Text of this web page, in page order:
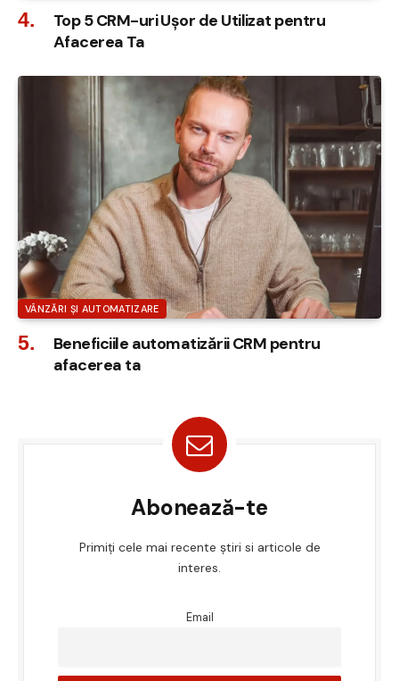
Top 5 CRM-uri Ușor de Utilizat pentru
Afacerea Ta
VÂNZĂRI ȘI AUTOMATIZARE
Beneficiile automatizării CRM pentru
afacerea ta
Abonează-te
Primiți cele mai recente știri si articole de
interes.
Email